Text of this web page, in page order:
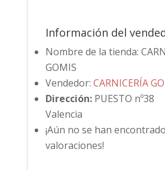
Información del
Nombre de la tienda:
GOMIS
Vendedor: CARNICERÍA
Dirección: PUESTO nº38
Valencia
¡Aún no se han encontrado
valoraciones!